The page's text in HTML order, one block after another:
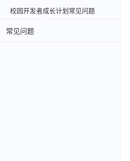
校园开发者成长计划常见问题
常见问题